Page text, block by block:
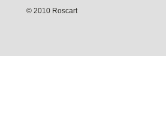
© 2010 Roscart